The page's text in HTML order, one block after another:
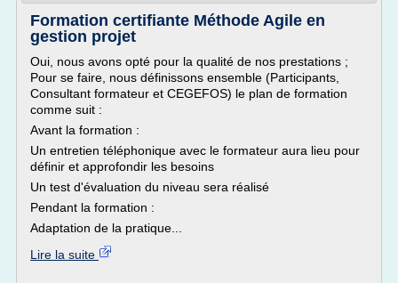
Formation certifiante Méthode Agile en
gestion projet
Oui, nous avons opté pour la qualité de nos prestations ;
Pour se faire, nous définissons ensemble (Participants,
Consultant formateur et CEGEFOS) le plan de formation
comme suit :
Avant la formation :
Un entretien téléphonique avec le formateur aura lieu pour
définir et approfondir les besoins
Un test d'évaluation du niveau sera réalisé
Pendant la formation :
Adaptation de la pratique...
Lire la suite